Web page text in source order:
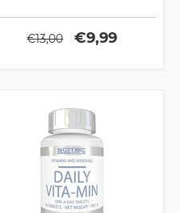
benessere del corpo e non
soltanto
€13,00 €9,99